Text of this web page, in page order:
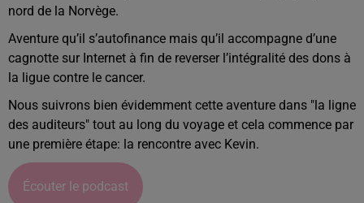
nord de la Norvège.
Aventure qu’il s’autofinance mais qu’il accompagne d’une
cagnotte sur Internet à fin de reverser l’intégralité des dons à
la ligue contre le cancer.
Nous suivrons bien évidemment cette aventure dans "la ligne
des auditeurs" tout au long du voyage et cela commence par
une première étape: la rencontre avec Kevin.
Écouter le podcast